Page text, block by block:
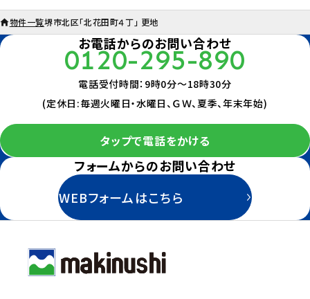
物件一覧堺市北区「北花田町４丁」 更地
お電話からのお問い合わせ
0120-295-890
電話受付時間：9時0分～18時30分
(定休日:毎週火曜日・水曜日、ＧＷ、夏季、年末年始)
タップで電話をかける
フォームからのお問い合わせ
WEBフォームはこちら